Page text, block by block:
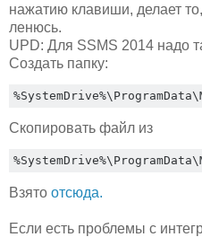
нажатию клавиши, делает
ленюсь.
UPD: Для SSMS 2014 надо
Создать папку:
%SystemDrive%\ ProgramData\
Скопировать файл из
%SystemDrive%\ ProgramData\
Взято отсюда.
Если есть проблемы с